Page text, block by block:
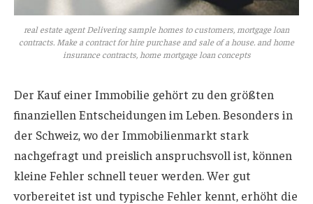
real estate agent Delivering sample homes to customers, mortgage loan
contracts. Make a contract for hire purchase and sale of a house. and home
insurance contracts, home mortgage loan concepts
Der Kauf einer Immobilie gehört zu den größten
finanziellen Entscheidungen im Leben. Besonders in
der Schweiz, wo der Immobilienmarkt stark
nachgefragt und preislich anspruchsvoll ist, können
kleine Fehler schnell teuer werden. Wer gut
vorbereitet ist und typische Fehler kennt, erhöht die